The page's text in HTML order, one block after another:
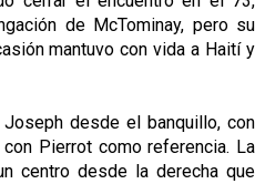
de McTominay, pero su
mantuvo con vida a Haití y
desde el banquillo, con
Pierrot como referencia. La
centro desde la derecha que